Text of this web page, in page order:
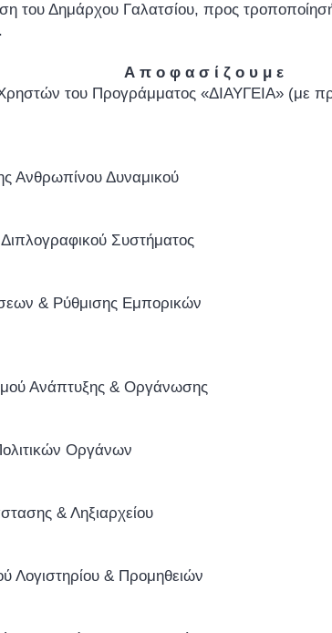
του Δημάρχου Γαλατσίου, προς
Α π ο φ α σ ί ζ ο υ μ ε
του Προγράμματος «ΔΙΑΥΓΕΙΑ» (με
Ανθρωπίνου Δυναμικού
Συστήματος
& Ρύθμισης Εμπορικών
Ανάπτυξης & Οργάνωσης
Οργάνων
& Ληξιαρχείου
Λογιστηρίου & Προμηθειών